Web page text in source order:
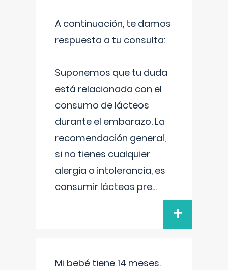
A continuación, te damos
respuesta a tu consulta:
Suponemos que tu duda
está relacionada con el
consumo de lácteos
durante el embarazo. La
recomendación general,
si no tienes cualquier
alergia o intolerancia, es
consumir lácteos pre...
+
Mi bebé tiene 14 meses.